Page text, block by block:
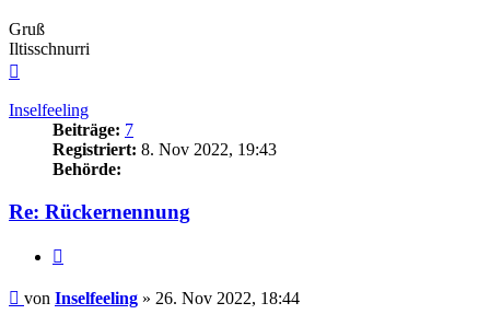
Gruß
Iltisschnurri
Inselfeeling
Beiträge: 7
Registriert: 8. Nov 2022, 19:43
Behörde:
Re: Rückernennung
Beitrag
von Inselfeeling » 26. Nov 2022, 18:44